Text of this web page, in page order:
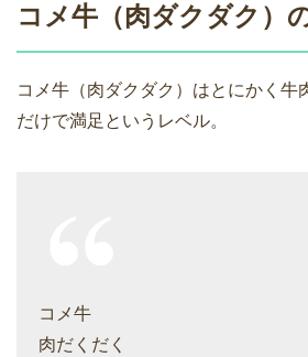
コメ牛（肉ダクダク）
コメ牛（肉ダクダク）はとにかく牛
だけで満足というレベル。
コメ牛
肉だくだく